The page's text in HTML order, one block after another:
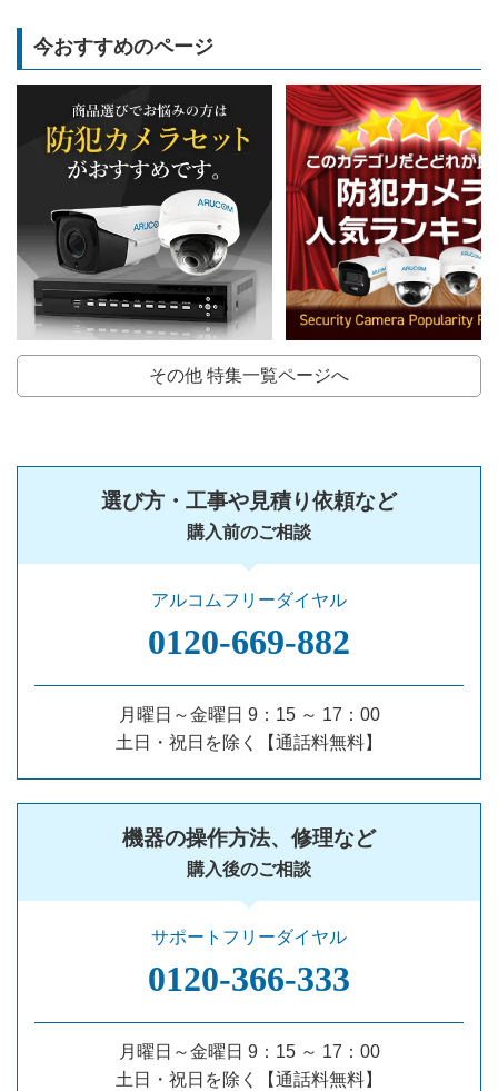
今おすすめのページ
その他 特集一覧ページへ
選び方・工事や見積り依頼など
購入前のご相談
アルコムフリーダイヤル
0120‐669‐882
月曜日～金曜日 9：15 ～ 17：00
土日・祝日を除く【通話料無料】
機器の操作方法、修理など
購入後のご相談
サポートフリーダイヤル
0120‐366‐333
月曜日～金曜日 9：15 ～ 17：00
土日・祝日を除く【通話料無料】